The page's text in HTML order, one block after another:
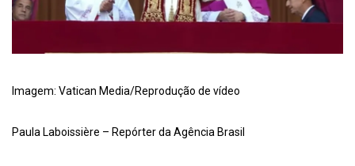
Imagem: Vatican Media/Reprodução de vídeo
Paula Laboissière – Repórter da Agência Brasil